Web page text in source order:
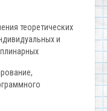
теоретических
и